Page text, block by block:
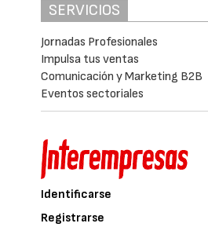
SERVICIOS
Jornadas Profesionales
Impulsa tus ventas
Comunicación y Marketing B2B
Eventos sectoriales
Identificarse
Registrarse